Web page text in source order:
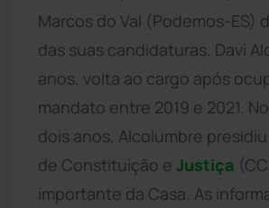
Marcos do Val (Podemos-ES)
das suas candidaturas. Davi
anos, volta ao cargo após
mandato entre 2019 e 2021.
dois anos, Alcolumbre
de Constituição e Justiça
importante da Casa. As